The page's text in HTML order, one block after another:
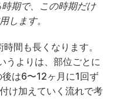
期で、この時期だけ
します。
間も長くなります。
うよりは、部位ごとに
は6〜12ヶ月に1回ず
け加えていく流れで考